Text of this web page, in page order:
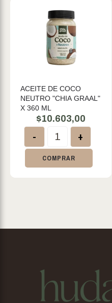
ACEITE DE COCO
NEUTRO "CHIA GRAAL"
X 360 ML
$10.603,00
- +
COMPRAR